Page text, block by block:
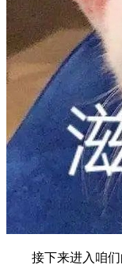
接下来进入咱们